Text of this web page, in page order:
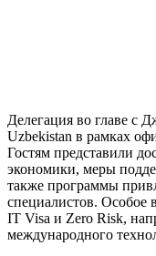
Делегация во главе с
Uzbekistan в рамках
Гостям представили
экономики, меры
также программы
специалистов. Особое
IT Visa и Zero Risk,
международного